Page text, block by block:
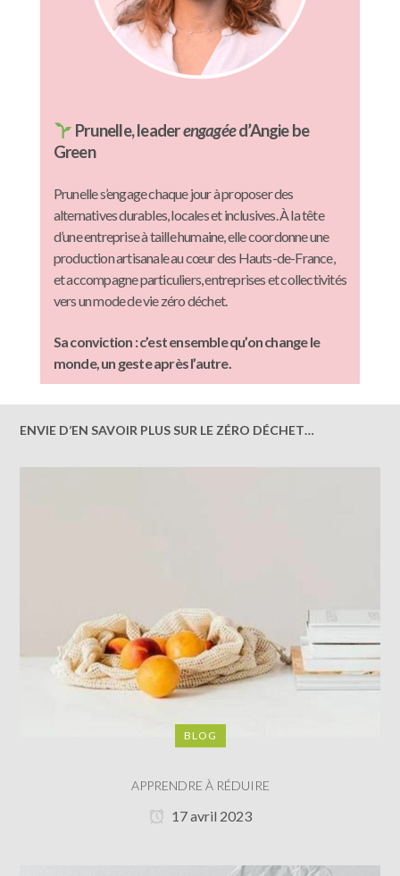
Prunelle, leaderengagéed’Angie be
Green
Prunelle s’engage chaque jour à proposer des
alternatives durables, locales et inclusives. À la tête
d’une entreprise à taille humaine, elle coordonne une
production artisanale au cœur des Hauts-de-France,
et accompagne particuliers, entreprises et collectivités
vers un mode de vie zéro déchet.
Sa conviction : c’est ensemble qu’on change le
monde, un geste après l’autre.
ENVIE D’EN SAVOIR PLUS SUR LE ZÉRO DÉCHET…
BLOG
APPRENDRE À RÉDUIRE
17 avril 2023